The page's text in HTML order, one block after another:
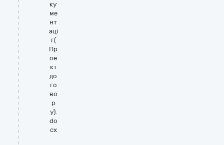
ку
ме
нт
аці
ї (
Пр
ое
кт
до
го
во
р
у).
do
cx